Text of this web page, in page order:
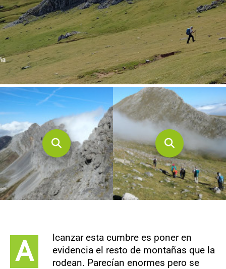
A
lcanzar esta cumbre es poner en
evidencia el resto de montañas que la
rodean. Parecían enormes pero se